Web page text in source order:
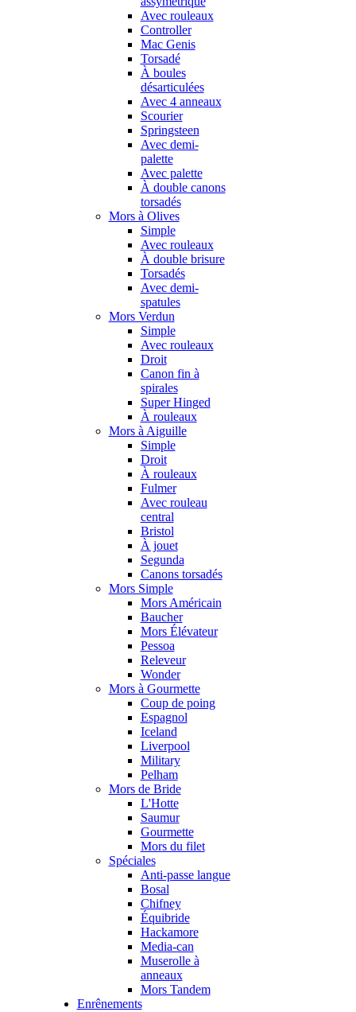
Avec rouleaux
Controller
Mac Genis
Torsadé
À boules
désarticulées
Avec 4 anneaux
Scourier
Springsteen
Avec demi-
palette
Avec palette
À double canons
torsadés
Mors à Olives
Simple
Avec rouleaux
À double brisure
Torsadés
Avec demi-
spatules
Mors Verdun
Simple
Avec rouleaux
Droit
Canon fin à
spirales
Super Hinged
À rouleaux
Mors à Aiguille
Simple
Droit
À rouleaux
Fulmer
Avec rouleau
central
Bristol
À jouet
Segunda
Canons torsadés
Mors Simple
Mors Américain
Baucher
Mors Élévateur
Pessoa
Releveur
Wonder
Mors à Gourmette
Coup de poing
Espagnol
Iceland
Liverpool
Military
Pelham
Mors de Bride
L'Hotte
Saumur
Gourmette
Mors du filet
Spéciales
Anti-passe langue
Bosal
Chifney
Équibride
Hackamore
Media-can
Muserolle à
anneaux
Mors Tandem
Enrênements